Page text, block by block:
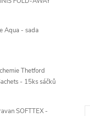
Aqua - sada
Thetford
- 15ks sáčků
SOFTTEX -